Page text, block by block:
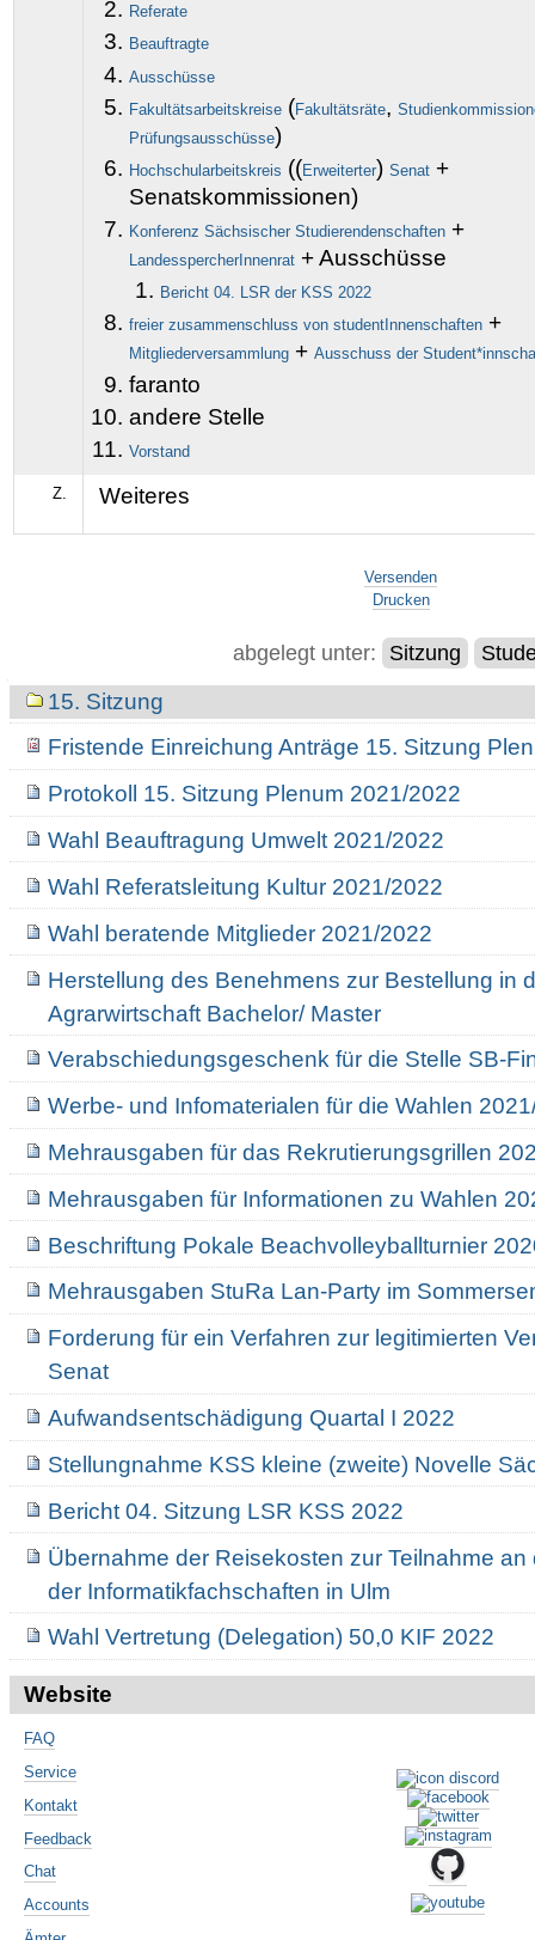
Referate
Beauftragte
Ausschüsse
Fakultätsarbeitskreise (Fakultätsräte,
Prüfungsausschüsse)
Hochschularbeitskreis ((Erweiterter)Senat +
Senatskommissionen)
Konferenz Sächsischer Studierendenschaften +
LandesspercherInnenrat + Ausschüsse
Bericht 04. LSR der KSS 2022
freier zusammenschluss von studentInnenschaften +
Mitgliederversammlung +Ausschuss der
faranto
andere Stelle
Vorstand
Z. Weiteres
Versenden
Drucken
abgelegt unter: Sitzung
Navigation15. Sitzung
Fristende Einreichung Anträge 15. Sitzung
Protokoll 15. Sitzung Plenum 2021/2022
Wahl Beauftragung Umwelt 2021/2022
Wahl Referatsleitung Kultur 2021/2022
Wahl beratende Mitglieder 2021/2022
Herstellung des Benehmens zur Bestellung in
Agrarwirtschaft Bachelor/ Master
Verabschiedungsgeschenk für die Stelle SB-
Werbe- und Infomaterialen für die Wahlen
Mehrausgaben für das Rekrutierungsgrillen
Mehrausgaben für Informationen zu Wahlen
Beschriftung Pokale Beachvolleyballturnier
Mehrausgaben StuRa Lan-Party im
Forderung für ein Verfahren zur legitimierten
Senat
Aufwandsentschädigung Quartal I 2022
Stellungnahme KSS kleine (zweite) Novelle
Bericht 04. Sitzung LSR KSS 2022
Übernahme der Reisekosten zur Teilnahme
der Informatikfachschaften in Ulm
Wahl Vertretung (Delegation) 50,0 KIF 2022
Website
FAQ
Service
Kontakt
Feedback
Chat
Accounts